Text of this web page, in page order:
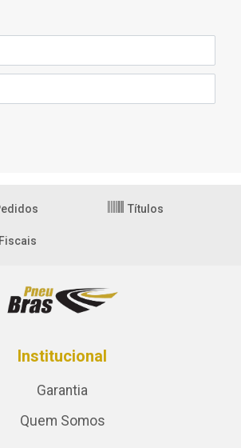
Títulos
Institucional
Garantia
Quem Somos